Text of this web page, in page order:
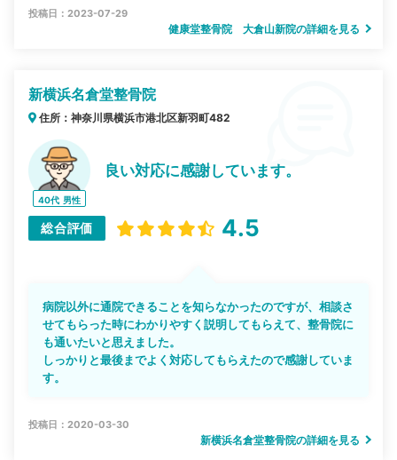
投稿日：2023-07-29
健康堂整骨院 大倉山新院の詳細を見る
新横浜名倉堂整骨院
住所：神奈川県横浜市港北区新羽町482
40代 男性
良い対応に感謝しています。
総合評価 4.5
病院以外に通院できることを知らなかったのですが、相談さ
せてもらった時にわかりやすく説明してもらえて、整骨院に
も通いたいと思えました。
しっかりと最後までよく対応してもらえたので感謝していま
す。
投稿日：2020-03-30
新横浜名倉堂整骨院の詳細を見る